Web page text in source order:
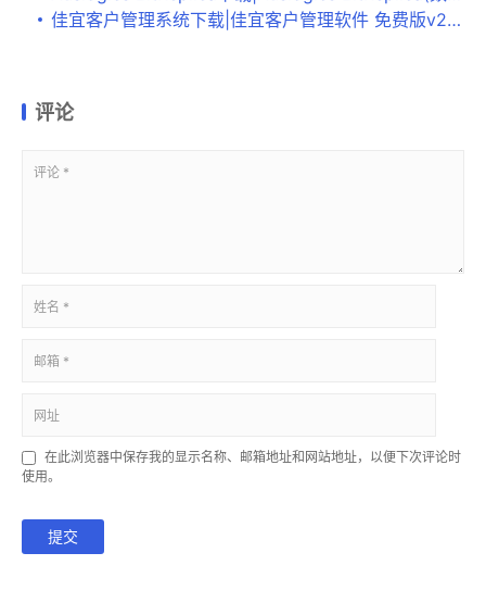
佳宜客户管理系统下载|佳宜客户管理软件 免费版v2.8下载
评论
在此浏览器中保存我的显示名称、邮箱地址和网站地址，以便下次评论时
使用。
提交